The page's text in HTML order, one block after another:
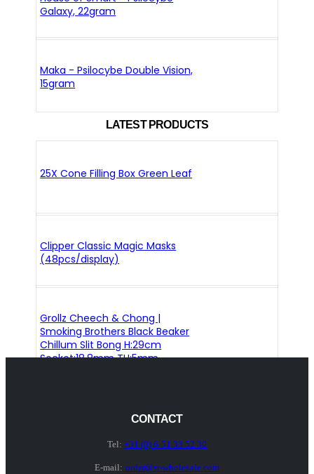
Galaxy, 22gram
Maka - Psilocybe Double Vision,
15gram
LATEST PRODUCTS
25X Cone Filling Box Green Leaf
Clipper Classic Magic Masks
(48pcs/display)
Grollz Cheech & Chong |
Smoking Brothers Black Beaker
Chillum Slit Bong H:29cm
Socket:18.8mm TH:5mm
CONTACT
Tel: +31 (0) 6 51 33 52 30
E-mail: order@sr-wholesale.com